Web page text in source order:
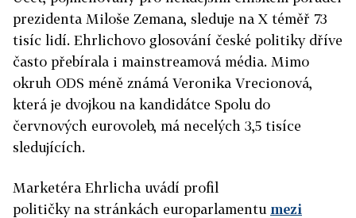
prezidenta Miloše Zemana, sleduje na X téměř 73
tisíc lidí. Ehrlichovo glosování české politiky dříve
často přebírala i mainstreamová média. Mimo
okruh ODS méně známá Veronika Vrecionová,
která je dvojkou na kandidátce Spolu do
červnových eurovoleb, má necelých 3,5 tisíce
sledujících.
Marketéra Ehrlicha uvádí profil
političky na stránkách europarlamentu mezi